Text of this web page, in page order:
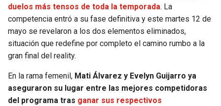
PACKERS
PANTHERS
TIMBERWOLVES
JAZZ
duelos más tensos de toda la temporada. La
competencia entró a su fase definitiva y este martes 12 de
mayo se revelaron a los dos elementos eliminados,
situación que redefine por completo el camino rumbo a la
gran final del reality.
En la rama femenil, Mati Álvarez y Evelyn Guijarro ya
aseguraron su lugar entre las mejores competidoras
del programa tras ganar sus respectivos